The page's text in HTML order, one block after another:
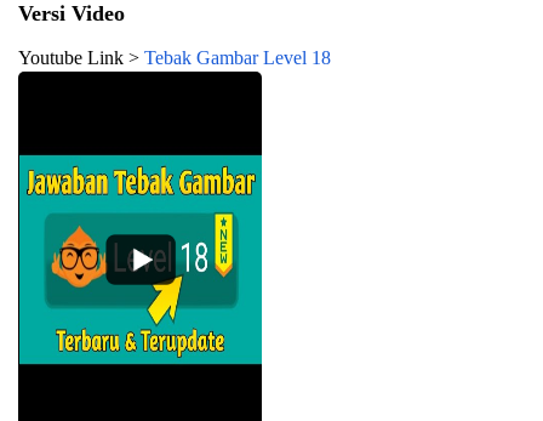
Versi Video
Youtube Link > Tebak Gambar Level 18